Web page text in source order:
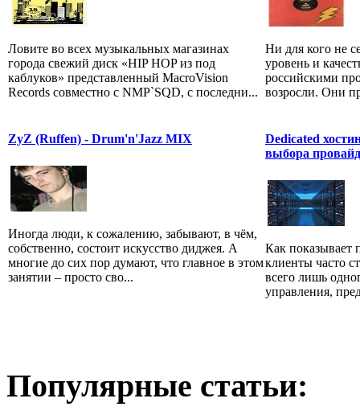
Ловите во всех музыкальных магазинах
города свежий диск «HIP HOP из под
каблуков» представленный MacroVision
Records совместно с NMP`SQD, с последни...
Ни для кого не
уровень и
российскими
возросли. Они
ZyZ (Ruffen) - Drum'n'Jazz MIX
Иногда люди, к сожалению, забывают, в чём,
собственно, состоит искусство диджея. А
многие до сих пор думают, что главное в этом
занятии – просто сво...
Dedicated
выбора
Как показывает
клиенты часто
всего лишь
управления,
Популярные статьи: